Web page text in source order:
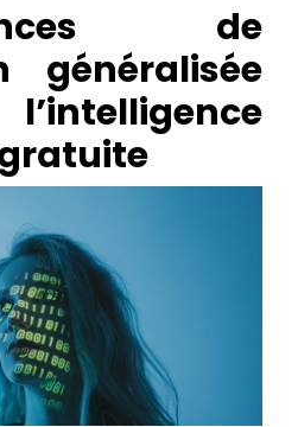
de
généralisée